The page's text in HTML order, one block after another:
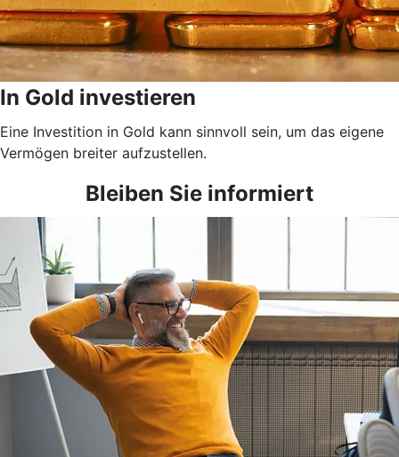
In Gold investieren
Eine Investition in Gold kann sinnvoll sein, um das eigene
Vermögen breiter aufzustellen.
Bleiben Sie informiert